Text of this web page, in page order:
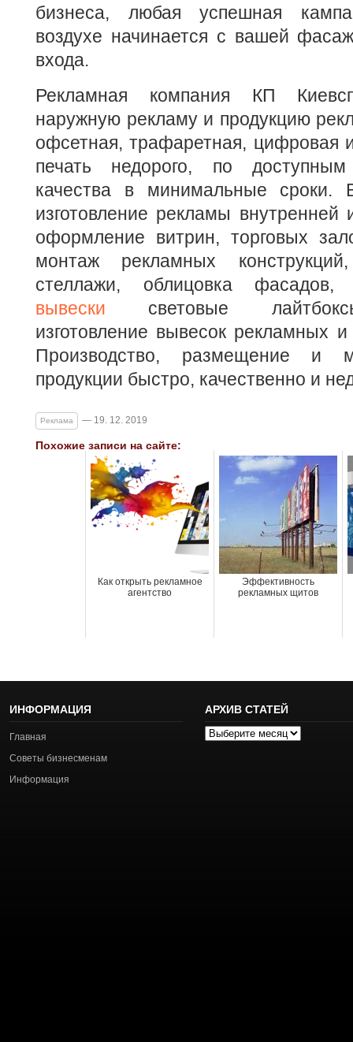
бизнеса, любая успешная
воздухе начинается с вашей
входа.
Рекламная компания КП
наружную рекламу и продукцию
офсетная, трафаретная, цифровая
печать недорого, по
качества в минимальные сроки.
изготовление рекламы
оформление витрин, торговых
монтаж рекламных
стеллажи, облицовка
вывески световые
изготовление вывесок рекламных и
Производство, размещение и
продукции быстро, качественно и
Реклама — 19. 12. 2019
Похожие записи на сайте:
Как открыть рекламное
агентство
Эффективность
рекламных щитов
ИНФОРМАЦИЯ
Главная
Советы бизнесменам
Информация
АРХИВ СТАТЕЙ
Архив